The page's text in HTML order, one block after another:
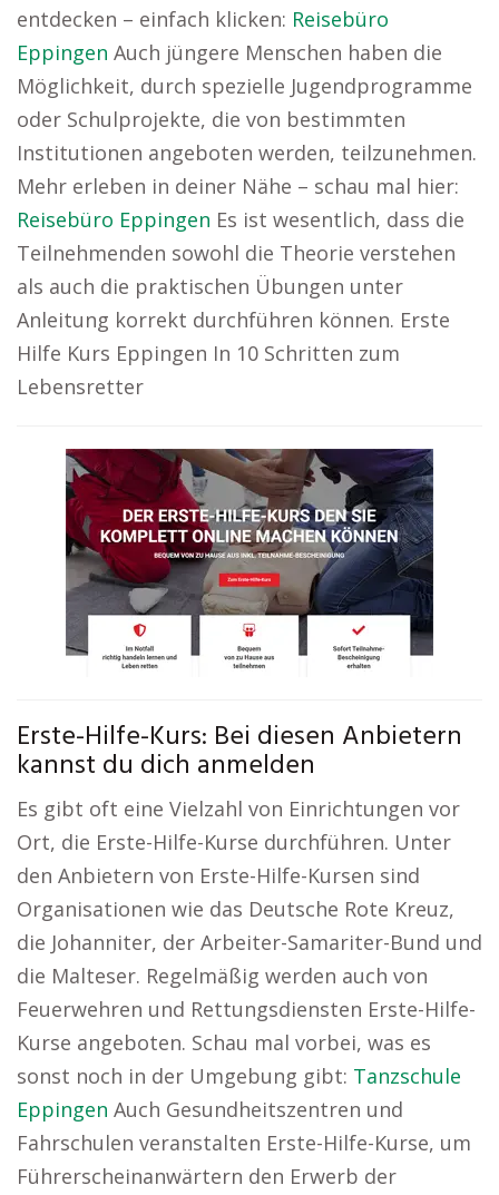
entdecken – einfach klicken: Reisebüro
Eppingen Auch jüngere Menschen haben die
Möglichkeit, durch spezielle Jugendprogramme
oder Schulprojekte, die von bestimmten
Institutionen angeboten werden, teilzunehmen.
Mehr erleben in deiner Nähe – schau mal hier:
Reisebüro Eppingen Es ist wesentlich, dass die
Teilnehmenden sowohl die Theorie verstehen
als auch die praktischen Übungen unter
Anleitung korrekt durchführen können. Erste
Hilfe Kurs Eppingen In 10 Schritten zum
Lebensretter
Erste-Hilfe-Kurs: Bei diesen Anbietern
kannst du dich anmelden
Es gibt oft eine Vielzahl von Einrichtungen vor
Ort, die Erste-Hilfe-Kurse durchführen. Unter
den Anbietern von Erste-Hilfe-Kursen sind
Organisationen wie das Deutsche Rote Kreuz,
die Johanniter, der Arbeiter-Samariter-Bund und
die Malteser. Regelmäßig werden auch von
Feuerwehren und Rettungsdiensten Erste-Hilfe-
Kurse angeboten. Schau mal vorbei, was es
sonst noch in der Umgebung gibt: Tanzschule
Eppingen Auch Gesundheitszentren und
Fahrschulen veranstalten Erste-Hilfe-Kurse, um
Führerscheinanwärtern den Erwerb der